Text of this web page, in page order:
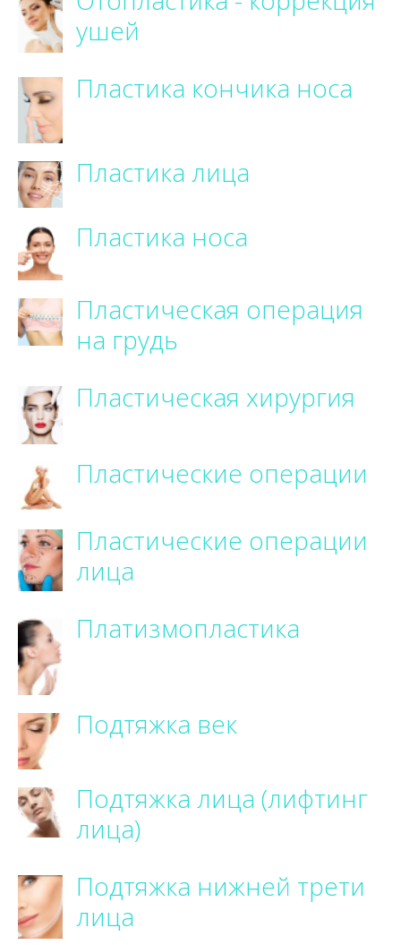
ушей
Пластика кончика носа
Пластика лица
Пластика носа
Пластическая операция
на грудь
Пластическая хирургия
Пластические операции
Пластические операции
лица
Платизмопластика
Подтяжка век
Подтяжка лица (лифтинг
лица)
Подтяжка нижней трети
лица